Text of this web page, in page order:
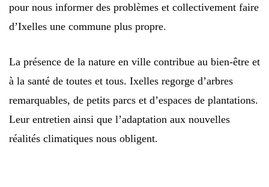
pour nous informer des problèmes et collectivement faire
d’Ixelles une commune plus propre.
La présence de la nature en ville contribue au bien-être et
à la santé de toutes et tous. Ixelles regorge d’arbres
remarquables, de petits parcs et d’espaces de plantations.
Leur entretien ainsi que l’adaptation aux nouvelles
réalités climatiques nous obligent.